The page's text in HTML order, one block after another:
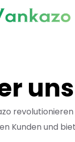
uns
Kunden und